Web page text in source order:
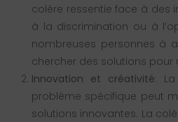
colère ressentie face à des
à la discrimination ou à
nombreuses personnes à
chercher des solutions pour
Innovation et créativité:
problème spécifique peut
solutions innovantes. La